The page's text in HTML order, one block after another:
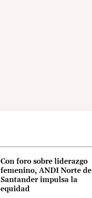
Con foro sobre liderazgo
femenino, ANDI Norte de
Santander impulsa la
equidad